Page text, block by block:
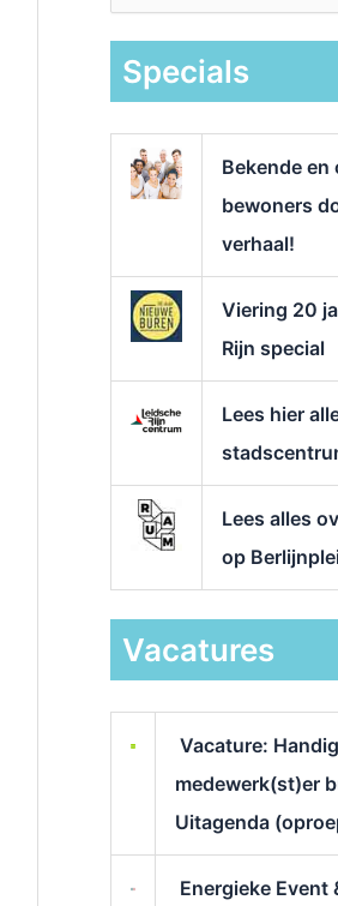
k
Specials
Bekende en
bewoners
verhaal!
Viering 20
Rijn special
Lees hier
Lees alles
op
Vacatures
Vacature:
medewerk(st)er
Uitagenda
Energieke Event